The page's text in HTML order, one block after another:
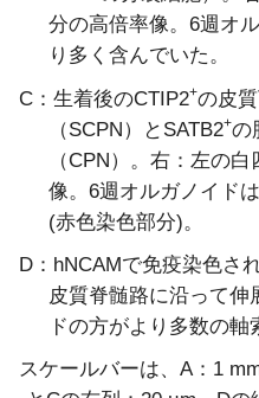
分の高倍率像。6週オ
り多く含んでいた。
C：生着後のCTIP2+の皮
（SCPN）とSATB2+の
（CPN）。 右：左の白
像。 6週オルガノイド
(赤色染色部分)。
D：hNCAMで免疫染色さ
皮質脊髄路に沿って伸
ドの方がより多数の軸
スケールバーは、A：1